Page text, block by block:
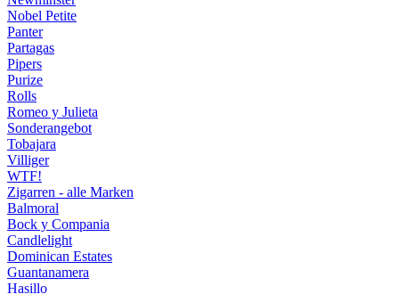
Nobel Petite
Panter
Partagas
Pipers
Purize
Rolls
Romeo y Julieta
Sonderangebot
Tobajara
Villiger
WTF!
Zigarren - alle Marken
Balmoral
Bock y Compania
Candlelight
Dominican Estates
Guantanamera
Hasillo